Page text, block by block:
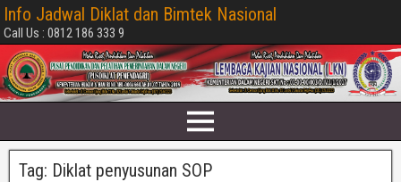
Info Jadwal Diklat dan Bimtek Nasional
Call Us : 0812 186 333 9
Tag: Diklat penyusunan SOP